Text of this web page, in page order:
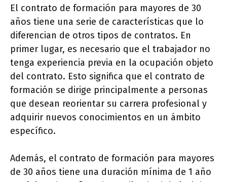
El contrato de formación para mayores de 30
años tiene una serie de características que lo
diferencian de otros tipos de contratos. En
primer lugar, es necesario que el trabajador no
tenga experiencia previa en la ocupación objeto
del contrato. Esto significa que el contrato de
formación se dirige principalmente a personas
que desean reorientar su carrera profesional y
adquirir nuevos conocimientos en un ámbito
específico.
Además, el contrato de formación para mayores
de 30 años tiene una duración mínima de 1 año